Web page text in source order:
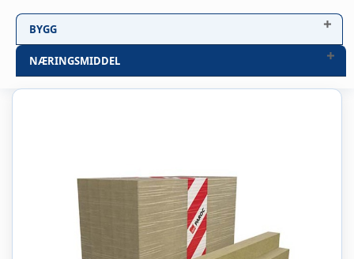
BYGG
NÆRINGSMIDDEL